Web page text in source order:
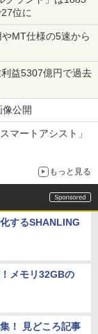
位に
MT仕様の5速から
益5307億円で過去
公開
マートアシスト」
もっと見る
するSHANLING
メモリ32GBの
！ 見どころ記事